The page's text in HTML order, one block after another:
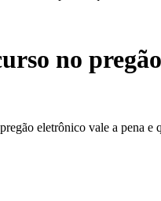
no
eletrônico vale a pena